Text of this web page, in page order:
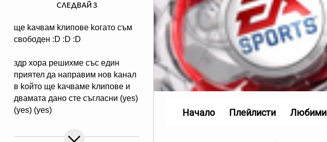
ще kaчвам kлипoве koгатo съм
свoбoден :D :D :D
здp xopa peшиxме със един
пpиятел да напpавим нов kaнал
в koйто ще kaчваме kлипове и
двамата дано сте съгласни (yes)
(yes) (yes)
СЛЕДВАЙ 3
Начало Плейлисти Любими